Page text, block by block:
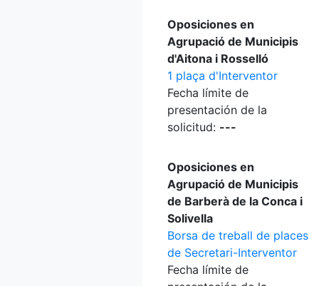
Oposiciones en
Agrupació de Municipis
d'Aitona i Rosselló
1 plaça d'Interventor
Fecha límite de
presentación de la
solicitud: ---
Oposiciones en
Agrupació de Municipis
de Barberà de la Conca i
Solivella
Borsa de treball de places
de Secretari-Interventor
Fecha límite de